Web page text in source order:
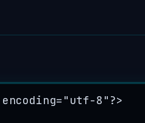
encoding= " utf-8 " ?>